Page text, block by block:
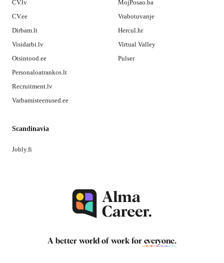
CV.lv
CV.ee
Dirbam.lt
Visidarbi.lv
Otsintood.ee
Personaloatrankos.lt
Recruitment.lv
Varbamisteenused.ee
MojPosao.ba
Vrabotuvanje
Hercul.hr
Virtual Valley
Pulser
Scandinavia
Jobly.fi
A better world of work for everyone.